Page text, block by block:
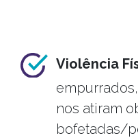
Violência
nos atiram
bofetadas/